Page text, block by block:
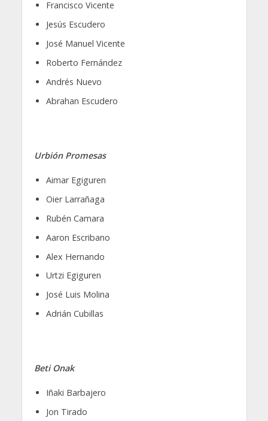
Francisco Vicente
Jesús Escudero
José Manuel Vicente
Roberto Fernández
Andrés Nuevo
Abrahan Escudero
Urbión Promesas
Aimar Egiguren
Oier Larrañaga
Rubén Camara
Aaron Escribano
Alex Hernando
Urtzi Egiguren
José Luis Molina
Adrián Cubillas
Beti Onak
Iñaki Barbajero
Jon Tirado